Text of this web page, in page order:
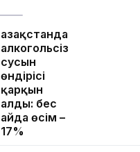
Қазақстанда
алкогольсіз
сусын
өндірісі
қарқын
алды: бес
айда өсім –
17%